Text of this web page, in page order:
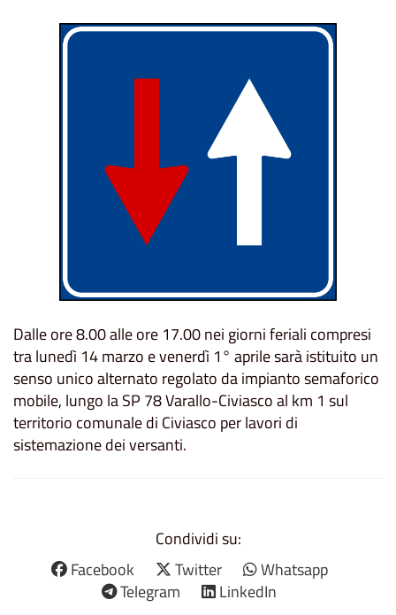
Dalle ore 8.00 alle ore 17.00 nei giorni feriali compresi
tra lunedì 14 marzo e venerdì 1° aprile sarà istituito un
senso unico alternato regolato da impianto semaforico
mobile, lungo la SP 78 Varallo-Civiasco al km 1 sul
territorio comunale di Civiasco per lavori di
sistemazione dei versanti.
Condividi su:
Facebook
Twitter
Whatsapp
Telegram
LinkedIn